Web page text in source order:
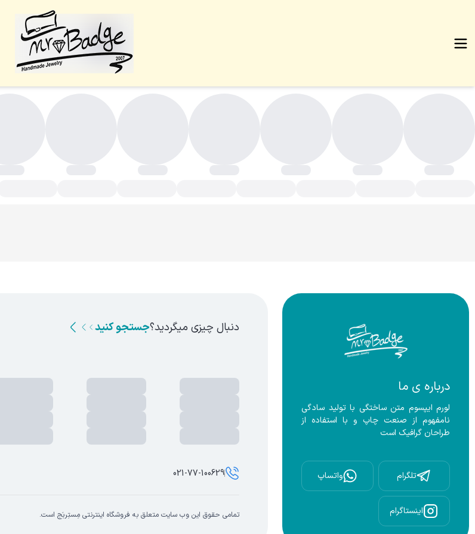
درباره ی ما
نامفهوم از صنعت چاپ و با استفاده از
طراحان گرافیک است
تلگرام واتساپ
اینستاگرام
دنبال چیزی میگردید؟جستجو کنید
021-77-100629
تمامی حقوق این وب سایت متعلق به فروشگاه اینترنتی مِستِربَج است.